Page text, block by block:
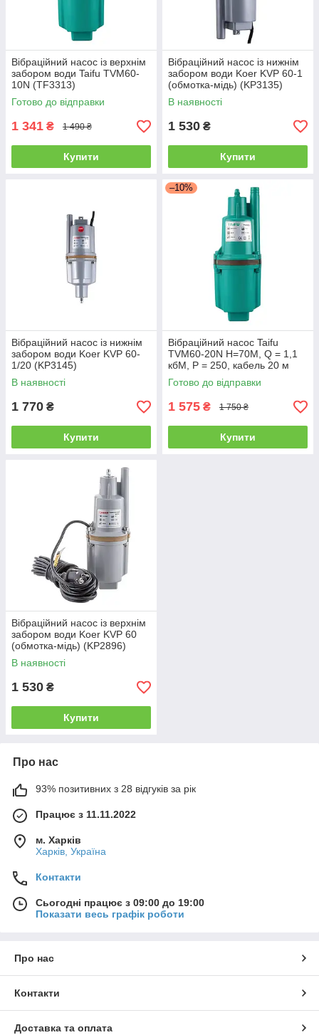
Вібраційний насос із верхнім
забором води Taifu TVM60-
10N (TF3313)
Готово до відправки
1 341 ₴ 1 490 ₴
Купити
Вібраційний насос із нижнім
забором води Koer KVP 60-1
(обмотка-мідь) (KP3135)
В наявності
1 530 ₴
Купити
Вібраційний насос із нижнім
забором води Koer KVP 60-
1/20 (KP3145)
В наявності
1 770 ₴
Купити
–10%
Вібраційний насос Taifu
TVM60-20N H=70M, Q = 1,1
кбМ, P = 250, кабель 20 м
(TF0026)
Готово до відправки
1 575 ₴ 1 750 ₴
Купити
Вібраційний насос із верхнім
забором води Koer KVP 60
(обмотка-мідь) (KP2896)
В наявності
1 530 ₴
Купити
Про нас
93% позитивних з 28 відгуків за рік
Працює з 11.11.2022
м. Харків
Харків, Україна
Контакти
Сьогодні працює з 09:00 до 19:00
Показати весь графік роботи
Про нас
Контакти
Доставка та оплата